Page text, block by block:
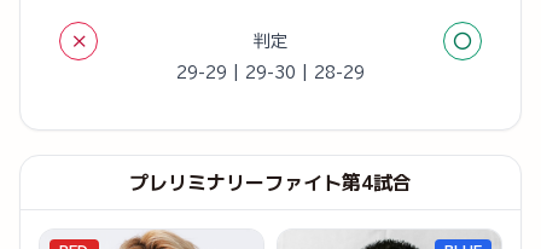
× 判定 ○
29-29 | 29-30 | 28-29
プレリミナリーファイト第4試合